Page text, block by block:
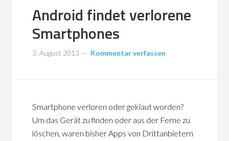
Android findet verlorene
Smartphones
3. August 2013 Kommentar verfassen
Smartphone verloren oder geklaut worden?
Um das Gerät zu finden oder aus der Ferne zu
löschen, waren bisher Apps von Drittanbietern